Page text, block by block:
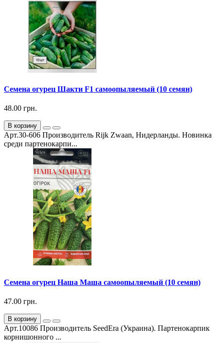
Семена огурец Шакти F1 самоопыляемый (10 семян)
48.00 грн.
В корзину
Арт.30-606 Производитель Rijk Zwaan, Нидерланды. Новинка
среди партенокарпи...
Семена огурец Наша Маша самоопыляемый (10 семян)
47.00 грн.
В корзину
Арт.10086 Производитель SeedEra (Украина). Партенокарпик
корнишонного ...